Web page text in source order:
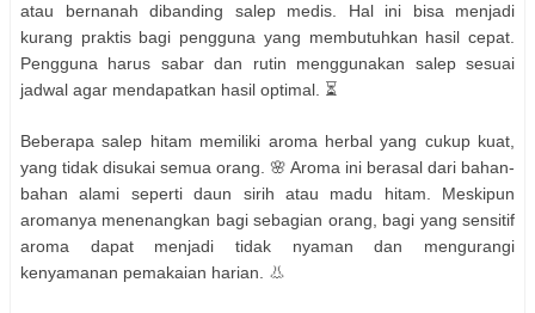
atau bernanah dibanding salep medis. Hal ini bisa menjadi
kurang praktis bagi pengguna yang membutuhkan hasil cepat.
Pengguna harus sabar dan rutin menggunakan salep sesuai
jadwal agar mendapatkan hasil optimal. ⏳
Beberapa salep hitam memiliki aroma herbal yang cukup kuat,
yang tidak disukai semua orang. 🌸 Aroma ini berasal dari bahan-
bahan alami seperti daun sirih atau madu hitam. Meskipun
aromanya menenangkan bagi sebagian orang, bagi yang sensitif
aroma dapat menjadi tidak nyaman dan mengurangi
kenyamanan pemakaian harian. 👃